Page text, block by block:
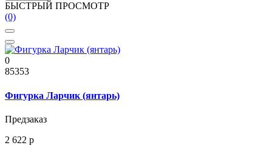
БЫСТРЫЙ ПРОСМОТР
(0)
0
85353
Фигурка Ларчик (янтарь)
Предзаказ
2 622 р